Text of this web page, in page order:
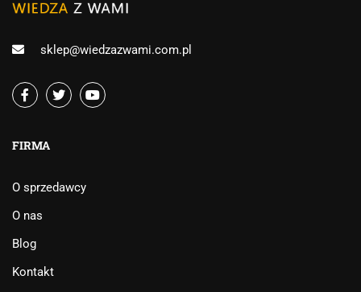
sklep@wiedzazwami.com.pl
FIRMA
O sprzedawcy
O nas
Blog
Kontakt